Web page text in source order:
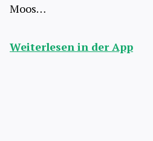
Moos…
Weiterlesen in der App